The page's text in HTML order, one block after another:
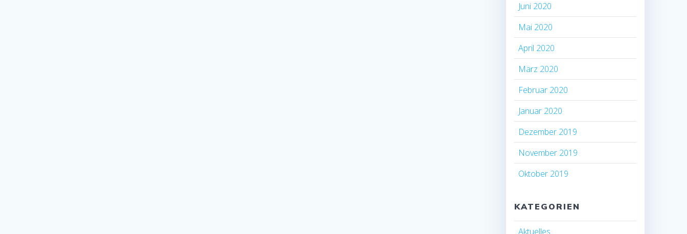
Juni 2020
Mai 2020
April 2020
März 2020
Februar 2020
Januar 2020
Dezember 2019
November 2019
Oktober 2019
KATEGORIEN
Aktuelles